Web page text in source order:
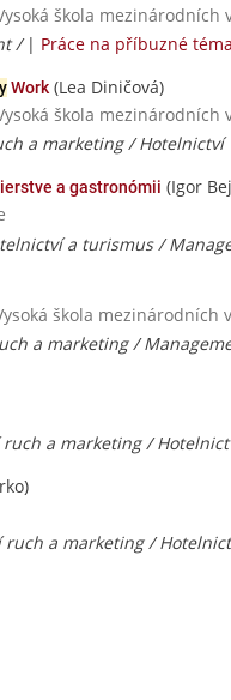
škola
/ | Práce na příbuzné téma
Work(Lea Diničová)
škola
a marketing / Hotelnictví
a gastronómii (Igor
a turismus /
škola
a marketing /
a marketing /
ruch a marketing /